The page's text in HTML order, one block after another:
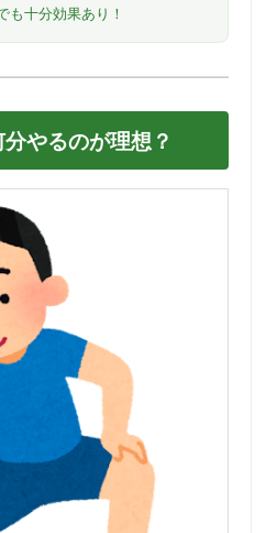
も十分効果あり！
やるのが理想？